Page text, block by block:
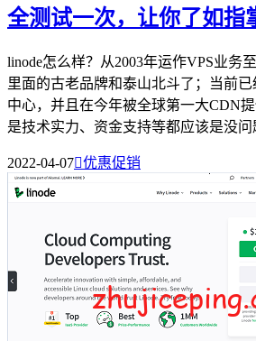
全测试一次，让你了如指
linode怎么样？从2003年运作VPS业务
里面的古老品牌和泰山北斗了；当前
中心，并且在今年被全球第一大CDN
是技术实力、资金支持等都应该是没
2022-04-07优惠促销